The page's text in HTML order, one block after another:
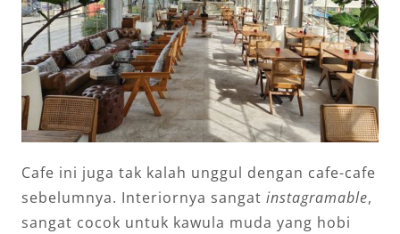
Cafe ini juga tak kalah unggul dengan cafe-cafe
sebelumnya. Interiornya sangat instagramable,
sangat cocok untuk kawula muda yang hobi